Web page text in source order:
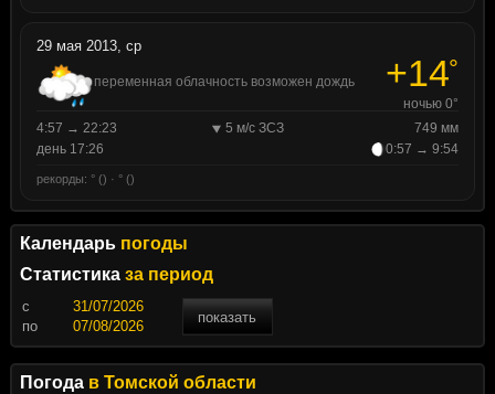
29 мая 2013, ср
переменная облачность возможен дождь +14°
ночью 0°
4:57 → 22:23
5 м/с ЗСЗ
749 мм
день 17:26
0:57 → 9:54
рекорды: ° () · ° ()
Календарь погоды
Статистика за период
c
показать
по
Погода в Томской области